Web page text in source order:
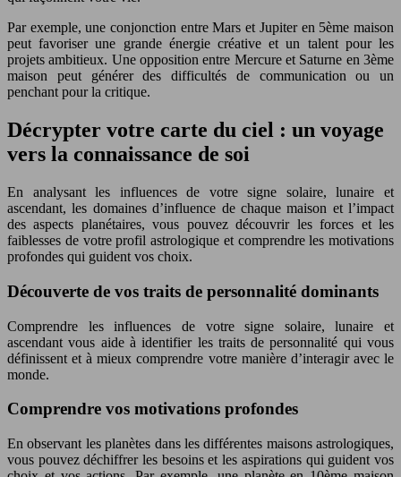
Par exemple, une conjonction entre Mars et Jupiter en 5ème maison
peut favoriser une grande énergie créative et un talent pour les
projets ambitieux. Une opposition entre Mercure et Saturne en 3ème
maison peut générer des difficultés de communication ou un
penchant pour la critique.
Décrypter votre carte du ciel : un voyage
vers la connaissance de soi
En analysant les influences de votre signe solaire, lunaire et
ascendant, les domaines d’influence de chaque maison et l’impact
des aspects planétaires, vous pouvez découvrir les forces et les
faiblesses de votre profil astrologique et comprendre les motivations
profondes qui guident vos choix.
Découverte de vos traits de personnalité dominants
Comprendre les influences de votre signe solaire, lunaire et
ascendant vous aide à identifier les traits de personnalité qui vous
définissent et à mieux comprendre votre manière d’interagir avec le
monde.
Comprendre vos motivations profondes
En observant les planètes dans les différentes maisons astrologiques,
vous pouvez déchiffrer les besoins et les aspirations qui guident vos